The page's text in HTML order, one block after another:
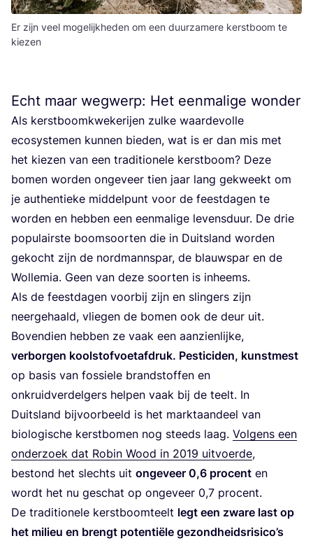
Er zijn veel mogelijkheden om een duurzamere kerstboom te
kiezen
Echt maar wegwerp: Het eenmalige wonder
Als kerst­boom­kwe­ke­rij­en zul­ke waar­de­vol­le
eco­sys­te­men kun­nen bie­den, wat is er dan mis met
het kie­zen van een tra­di­ti­o­ne­le kerst­boom? Deze
bomen wor­den onge­veer tien jaar lang gekweekt om
je authen­tie­ke mid­del­punt voor de feest­da­gen te
wor­den en heb­ben een een­ma­li­ge levens­duur. De drie
popu­lair­ste boom­soor­ten die in Duits­land wor­den
gekocht zijn de nord­man­n­spar, de blauw­spar en de
Wol­le­mia. Geen van deze soor­ten is inheems.
Als de feest­da­gen voor­bij zijn en slin­gers zijn
neer­ge­haald, vlie­gen de bomen ook de deur uit.
Boven­dien heb­ben ze vaak een aan­zien­lij­ke,
ver­bor­gen kool­stof­voet­af­druk. Pes­ti­ci­den, kunst­mest
op basis van fos­sie­le brand­stof­fen en
onkruid­ver­del­gers hel­pen vaak bij de teelt. In
Duits­land bij­voor­beeld is het markt­aan­deel van
bio­lo­gi­sche kerst­bo­men nog steeds laag. Vol­gens een
onder­zoek dat Robin Wood in 2019 uit­voer­de,
bestond het slechts uit onge­veer 0,6 pro­cent en
wordt het nu geschat op onge­veer 0,7 procent.
De tra­di­ti­o­ne­le kerst­boom­teelt legt een zwa­re last op
het mili­eu en brengt poten­ti­ë­le gezond­heids­ri­si­co’s